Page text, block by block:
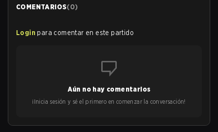
COMENTARIOS(0)
Login para comentar en este partido
Aún no hay comentarios
¡Inicia sesión y sé el primero en comenzar la conversación!